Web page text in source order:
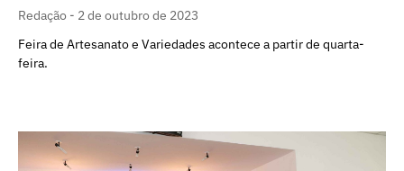
Redação
2 de outubro de 2023
Feira de Artesanato e Variedades acontece a partir de quarta-
feira.